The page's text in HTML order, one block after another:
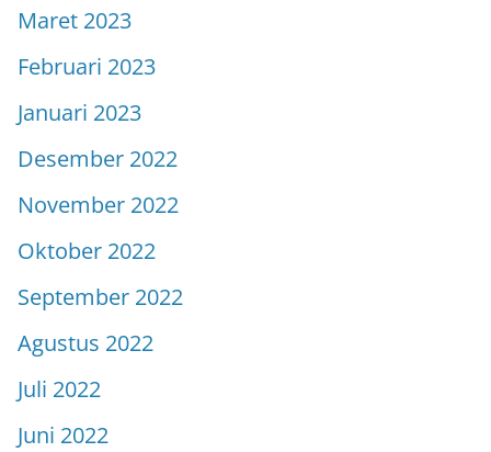
Maret 2023
Februari 2023
Januari 2023
Desember 2022
November 2022
Oktober 2022
September 2022
Agustus 2022
Juli 2022
Juni 2022